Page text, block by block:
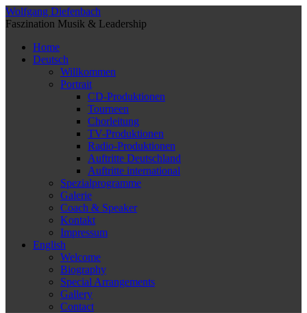
Wolfgang Diefenbach
Faszination Musik & Leadership
Home
Deutsch
Willkommen
Portrait
CD-Produktionen
Tourneen
Chorleitung
TV-Produktionen
Radio-Produktionen
Auftritte Deutschland
Auftritte international
Spezialprogramme
Galerie
Coach & Speaker
Kontakt
Impressum
English
Welcome
Biography
Special Arrangements
Gallery
Contact